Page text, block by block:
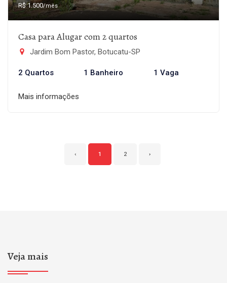
R$ 1.500/mês
Casa para Alugar com 2 quartos
Jardim Bom Pastor, Botucatu-SP
2 Quartos 1 Banheiro 1 Vaga
Mais informações
‹ 1 2 ›
Veja mais